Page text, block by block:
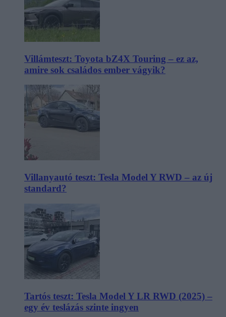
Villámteszt: Toyota bZ4X Touring – ez az,
amire sok családos ember vágyik?
Villanyautó teszt: Tesla Model Y RWD – az új
standard?
Tartós teszt: Tesla Model Y LR RWD (2025) –
egy év teslázás szinte ingyen